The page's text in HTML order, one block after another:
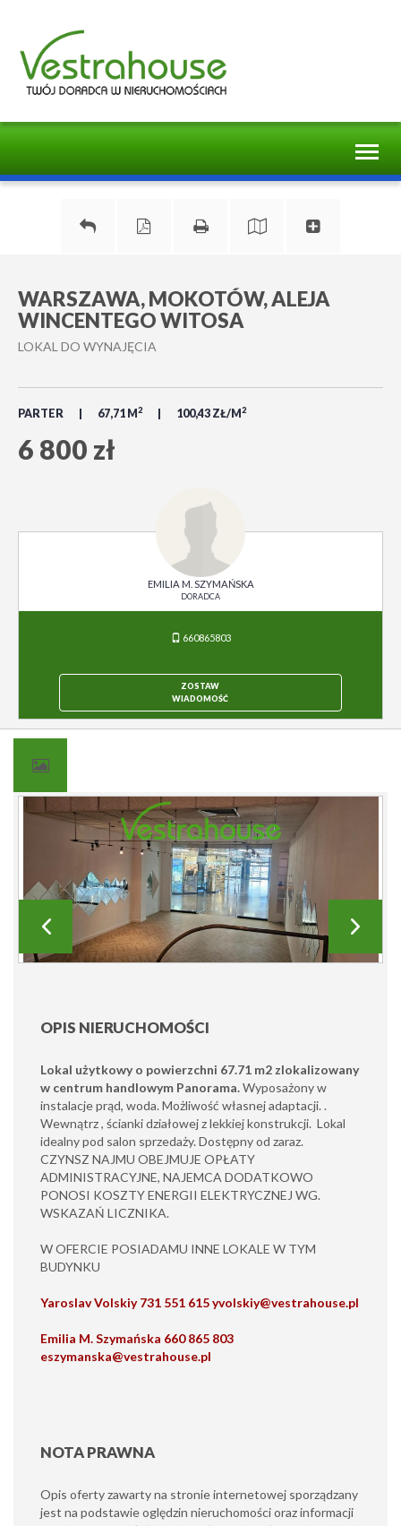
WARSZAWA, MOKOTÓW, ALEJA
WINCENTEGO WITOSA
LOKAL DO WYNAJĘCIA
PARTER 67,71 M 2 100,43 ZŁ/M 2
6 800 zł
EMILIA M. SZYMAŃSKA
DORADCA
660865803
ZOSTAW
WIADOMOŚĆ
OPIS NIERUCHOMOŚCI
Lokal użytkowy o powierzchni 67.71 m2 zlokalizowany
w centrum handlowym Panorama.Wyposażony w
instalacje prąd, woda. Możliwość własnej adaptacji. .
Wewnątrz , ścianki działowej z lekkiej konstrukcji. Lokal
idealny pod salon sprzedaży. Dostępny od zaraz.
CZYNSZ NAJMU OBEJMUJE OPŁATY
ADMINISTRACYJNE, NAJEMCA DODATKOWO
PONOSI KOSZTY ENERGII ELEKTRYCZNEJ WG.
WSKAZAŃ LICZNIKA.
W OFERCIE POSIADAMU INNE LOKALE W TYM
BUDYNKU
Yaroslav Volskiy 731 551 615 yvolskiy@vestrahouse.pl
Emilia M. Szymańska 660 865 803
eszymanska@vestrahouse.pl
NOTA PRAWNA
Opis oferty zawarty na stronie internetowej sporządzany
jest na podstawie oględzin nieruchomości oraz informacji